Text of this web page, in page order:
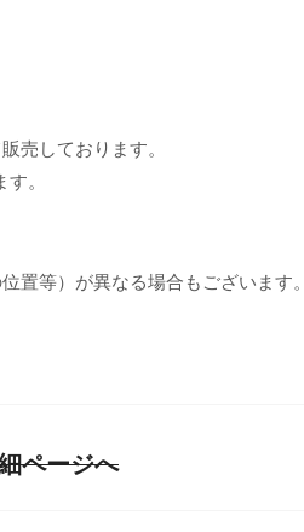
売しております。
。
置等）が異なる場合もございます。
ページへ